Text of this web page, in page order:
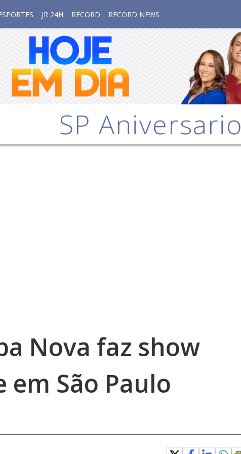
JR 24H RECORD RECORD NEWS
SP Aniversario
Nova faz show
em São Paulo